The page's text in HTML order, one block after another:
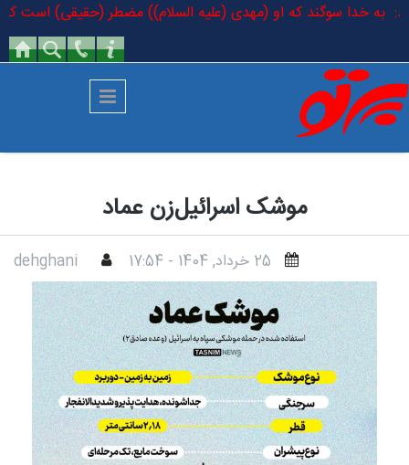
رفتن به محتوای اصلی
به خدا سوگند که او (مهدی (علیه السلام)) مضطر (حقیقی) است
موشک اسرائیل‌زن عماد
25 خرداد, 1404 - 17:54 dehghani